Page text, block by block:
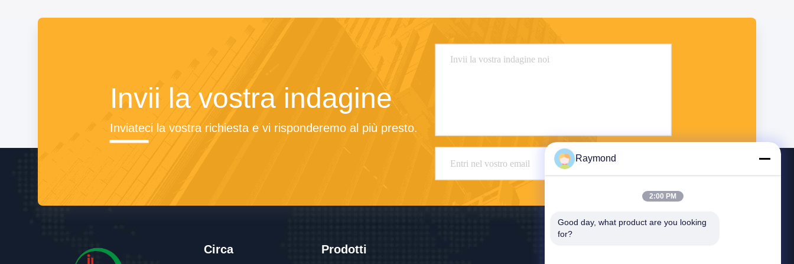
Invii la vostra indagine
Inviateci la vostra richiesta e vi risponderemo al più presto.
Circa Prodotti
Raymond
2:00 PM
Good day, what product are you looking
for?